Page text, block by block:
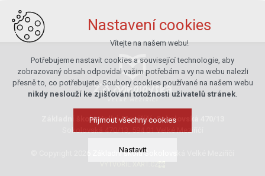
Základní škola Velké Meziříčí, Sokolovská 470/13
© Copyright 2026 Základní škola Sokolovská Velké Meziříčí
VYTVOŘIL XART.CZ
Nastavení cookies
Vítejte na našem webu!
Potřebujeme nastavit cookies a související technologie, aby
zobrazovaný obsah odpovídal vašim potřebám a vy na webu nalezli
přesně to, co potřebujete. Soubory cookies používané na našem webu
nikdy neslouží ke zjišťování totožnosti uživatelů stránek.
Přijmout všechny cookies
Nastavit